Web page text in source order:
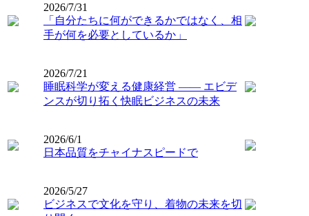
2026/7/31
「自分たちに何ができるかではなく、相
手が何を必要としているか」
2026/7/21
睡眠科学が変える健康経営 ―― エビデ
ンスが切り拓く快眠ビジネスの未来
2026/6/1
日本品質をチャイナスピードで
2026/5/27
ビジネスで文化を守り、着物の未来を切